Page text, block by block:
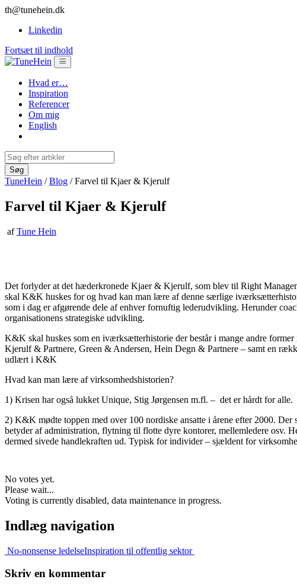
th@tunehein.dk
Linkedin
Fortsæt til indhold
Hvad er…
Inspiration
Referencer
Om mig
English
TuneHein /Blog /Farvel til Kjaer & Kjerulf
Farvel til Kjaer & Kjerulf
af Tune Hein
Det forlyder at det hæderkronede Kjaer & Kjerulf, som blev til Right
skal K&K huskes for og hvad kan man lære af denne særlige
som i dag er afgørende dele af enhver fornuftig lederudvikling. Herunder
organisationens strategiske udvikling.
K&K skal huskes som en iværksætterhistorie der består i mange andre
Kjerulf & Partnere, Green & Andersen, Hein Degn & Partnere – samt en
udlært i K&K
Hvad kan man lære af virksomhedshistorien?
1) Krisen har også lukket Unique, Stig Jørgensen m.fl. – det er hårdt for alle.
2) K&K mødte toppen med over 100 nordiske ansatte i årene efter 2000.
betyder af administration, flytning til flotte dyre kontorer, mellemledere osv.
dermed sivede handlekraften ud. Typisk for individer – sjældent for
No votes yet.
Please wait...
Voting is currently disabled, data maintenance in progress.
Indlæg navigation
No-nonsense ledelseInspiration til offentlig sektor
Skriv en kommentar